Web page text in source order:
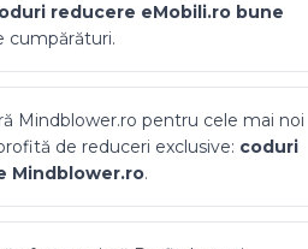
reducere eMobili.ro bune
cumpărături.
Mindblower.ro pentru cele mai noi
de reduceri exclusive: coduri
Mindblower.ro.